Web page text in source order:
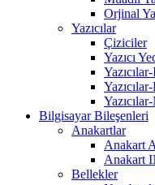
Orjinal
Yazıcılar
Çiziciler
Yazıcı
Bilgisayar Bileşenleri
Anakartlar
Anakart
Anakart
Bellekler